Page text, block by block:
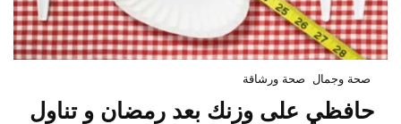
صحة وجمال صحة ورشاقة
حافظي على وزنك بعد رمضان و تناول